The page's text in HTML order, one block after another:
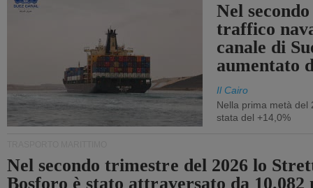
Nel
traffico
canale di
aumentato
Il Cairo
Nella prima metà del
stata del +14,0%
Nel secondo trimestre del 2026 lo
Bosforo è stato attraversato da 10.082